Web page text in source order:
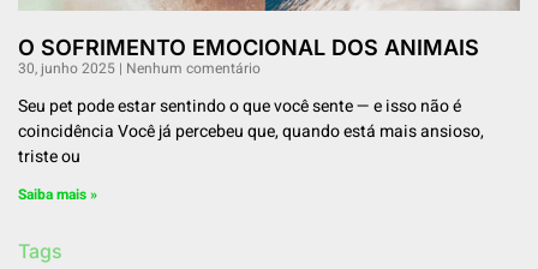
O SOFRIMENTO EMOCIONAL DOS ANIMAIS
30, junho 2025 Nenhum comentário
Seu pet pode estar sentindo o que você sente — e isso não é
coincidência Você já percebeu que, quando está mais ansioso,
triste ou
Saiba mais »
Tags